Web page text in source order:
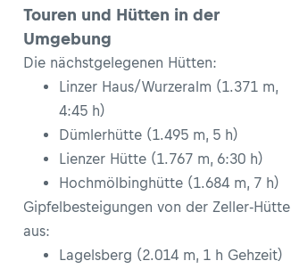
Touren und Hütten in der
Umgebung
Die nächstgelegenen Hütten:
Linzer Haus/Wurzeralm (1.371 m,
4:45 h)
Dümlerhütte (1.495 m, 5 h)
Lienzer Hütte (1.767 m, 6:30 h)
Hochmölbinghütte (1.684 m, 7 h)
Gipfelbesteigungen von der Zeller-Hütte
aus:
Lagelsberg (2.014 m, 1 h Gehzeit)